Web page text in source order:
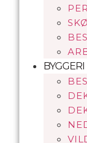
BYGGERI